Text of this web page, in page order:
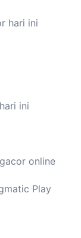
hari ini
ini
online
Play